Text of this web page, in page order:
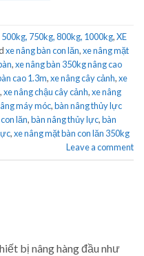
750kg, 800kg, 1000kg,XE
xe nâng bàn con lăn,xe nâng mặt
,xe nâng bàn 350kg nâng cao
cao 1.3m,xe nâng cây cảnh,xe
,xe nâng chậu cây cảnh,xe nâng
máy móc,bàn nâng thủy lực
lăn,bàn nâng thủy lực,bàn
,xe nâng mặt bàn con lăn 350kg
Leave a comment
bị nâng hàng đầu như